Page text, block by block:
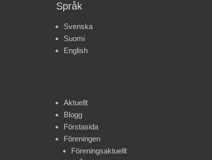
Språk
Svenska
Suomi
English
Aktuellt
Blogg
Förstasida
Föreningen
Föreningsaktuellt